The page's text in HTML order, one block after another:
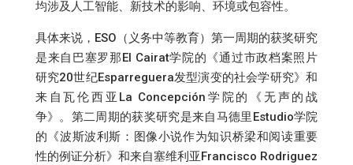
均涉及人工智能、新技术的影响、环境或包容性。
具体来说，ESO（义务中等教育）第一周期的获奖研究
是来自巴塞罗那El Cairat学院的《通过市政档案照片
研究20世纪Esparreguera发型演变的社会学研究》和
来自瓦伦西亚La Concepción学院的《无声的战
争》。第二周期的获奖研究是来自马德里Estudio学院
的《波斯波利斯：图像小说作为知识桥梁和阅读重要
性的例证分析》和来自塞维利亚Francisco Rodriguez